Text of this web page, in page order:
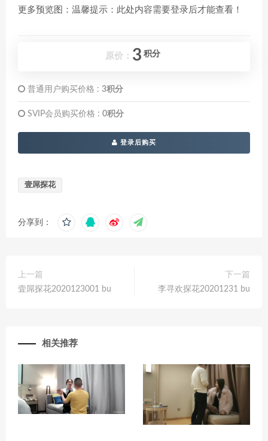
更多预览图：温馨提示：此处内容需要登录后才能查看！
原价： 3 积分
普通用户购买价格 : 3积分
SVIP会员购买价格 : 0积分
登录后购买
壹屌探花
分享到：
上一篇
壹屌探花2020123001 bu
下一篇
李寻欢探花20201231 bu
相关推荐